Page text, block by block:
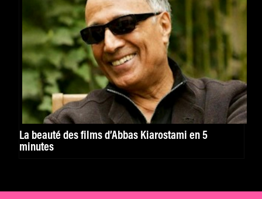
La beauté des films d’Abbas Kiarostami en 5
minutes